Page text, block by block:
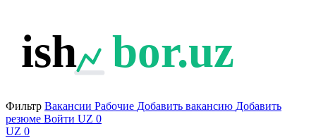
ish bor.uz
Фильтр Вакансии Рабочие Добавить вакансию Добавить
резюме Войти UZ 0
UZ 0